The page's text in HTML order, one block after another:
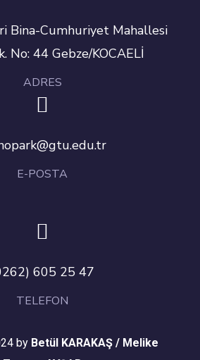
Bina-Cumhuriyet Mahallesi
No: 44 Gebze/KOCAELİ
ADRES
E-POSTA
605 25 47
TELEFON
by Betül KARAKAŞ / Melike